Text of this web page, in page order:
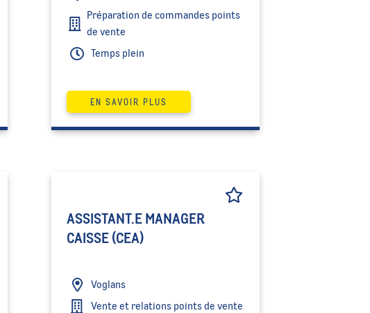
Temps plein
Préparation de commandes points
de vente
EN SAVOIR PLUS
ASSISTANT.E MANAGER
CAISSE (CEA)
Voglans
Vente et relations points de vente